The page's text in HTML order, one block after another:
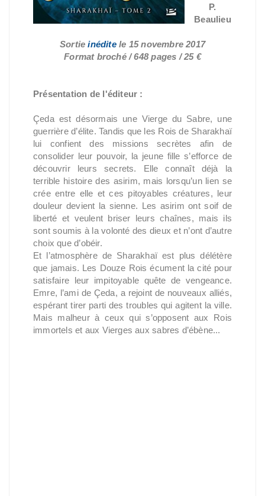
P.
Beaulieu
Sortieinéditele 15 novembre 2017
Format broché / 648 pages / 25 €
Présentation de l'éditeur :
Çeda est désormais une Vierge du Sabre, une
guerrière d’élite. Tandis que les Rois de Sharakhaï
lui confient des missions secrètes afin de
consolider leur pouvoir, la jeune fille s’efforce de
découvrir leurs secrets. Elle connaît déjà la
terrible histoire des asirim, mais lorsqu’un lien se
crée entre elle et ces pitoyables créatures, leur
douleur devient la sienne. Les asirim ont soif de
liberté et veulent briser leurs chaînes, mais ils
sont soumis à la volonté des dieux et n’ont d’autre
choix que d’obéir.
Et l’atmosphère de Sharakhaï est plus délétère
que jamais. Les Douze Rois écument la cité pour
satisfaire leur impitoyable quête de vengeance.
Emre, l’ami de Çeda, a rejoint de nouveaux alliés,
espérant tirer parti des troubles qui agitent la ville.
Mais malheur à ceux qui s’opposent aux Rois
immortels et aux Vierges aux sabres d’ébène...